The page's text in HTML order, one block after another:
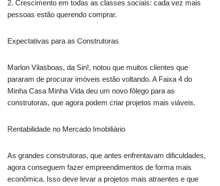
2. Crescimento em todas as classes sociais: cada vez mais
pessoas estão querendo comprar.
Expectativas para as Construtoras
Marlon Vilasboas, da Sin!, notou que muitos clientes que
pararam de procurar imóveis estão voltando. A Faixa 4 do
Minha Casa Minha Vida deu um novo fôlego para as
construtoras, que agora podem criar projetos mais viáveis.
Rentabilidade no Mercado Imobiliário
As grandes construtoras, que antes enfrentavam dificuldades,
agora conseguem fazer empreendimentos de forma mais
econômica. Isso deve levar a projetos mais atraentes e que